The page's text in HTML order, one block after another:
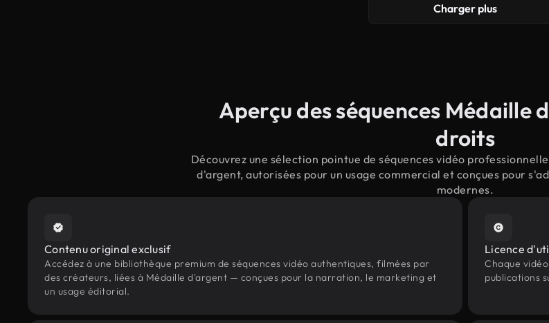
Charger plus
Aperçu des séquences Médaille
droits
Découvrez une sélection pointue de séquences vidéo
d'argent, autorisées pour un usage commercial et conçues pour
modernes.
Contenu original exclusif
Accédez à une bibliothèque premium de séquences vidéo authentiques, filmées par
des créateurs, liées à Médaille d'argent — conçues pour la narration, le marketing et
un usage éditorial.
Licence
Chaque
publications